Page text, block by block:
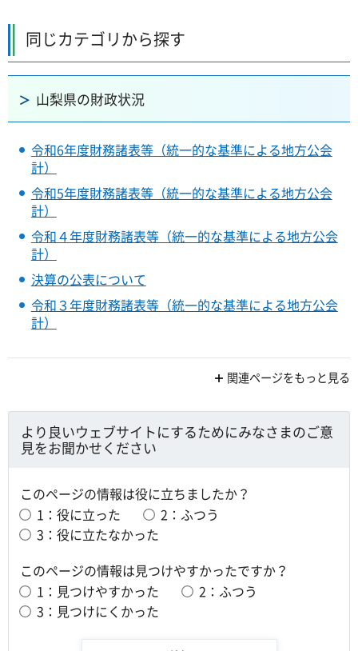
同じカテゴリから探す
山梨県の財政状況
令和6年度財務諸表等（統一的な基準による地方公会
計）
令和5年度財務諸表等（統一的な基準による地方公会
計）
令和４年度財務諸表等（統一的な基準による地方公会
計）
決算の公表について
令和３年度財務諸表等（統一的な基準による地方公会
計）
関連ページをもっと見る
より良いウェブサイトにするためにみなさまのご意
見をお聞かせください
このページの情報は役に立ちましたか？
1：役に立った
2：ふつう
3：役に立たなかった
このページの情報は見つけやすかったですか？
1：見つけやすかった
2：ふつう
3：見つけにくかった